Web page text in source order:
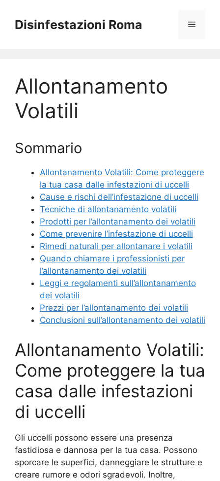
contenuto
Disinfestazioni Roma Menu
Allontanamento
Volatili
Sommario
Allontanamento Volatili: Come proteggere
la tua casa dalle infestazioni di uccelli
Cause e rischi dell’infestazione di uccelli
Tecniche di allontanamento volatili
Prodotti per l’allontanamento dei volatili
Come prevenire l’infestazione di uccelli
Rimedi naturali per allontanare i volatili
Quando chiamare i professionisti per
l’allontanamento dei volatili
Leggi e regolamenti sull’allontanamento
dei volatili
Prezzi per l’allontanamento dei volatili
Conclusioni sull’allontanamento dei volatili
Allontanamento Volatili:
Come proteggere la tua
casa dalle infestazioni
di uccelli
Gli uccelli possono essere una presenza
fastidiosa e dannosa per la tua casa. Possono
sporcare le superfici, danneggiare le strutture e
creare rumore e odori sgradevoli. Inoltre,